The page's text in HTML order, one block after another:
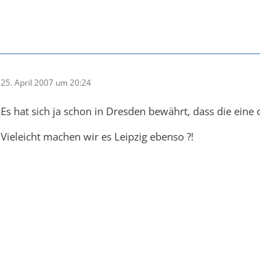
25. April 2007 um 20:24
Es hat sich ja schon in Dresden bewährt, dass die
Vieleicht machen wir es Leipzig ebenso ?!